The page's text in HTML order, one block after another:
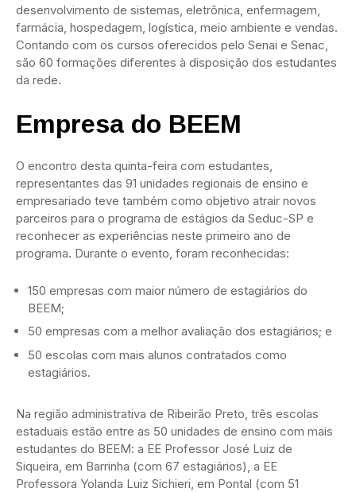
desenvolvimento de sistemas, eletrônica, enfermagem,
farmácia, hospedagem, logística, meio ambiente e vendas.
Contando com os cursos oferecidos pelo Senai e Senac,
são 60 formações diferentes à disposição dos estudantes
da rede.
Empresa do BEEM
O encontro desta quinta-feira com estudantes,
representantes das 91 unidades regionais de ensino e
empresariado teve também como objetivo atrair novos
parceiros para o programa de estágios da Seduc-SP e
reconhecer as experiências neste primeiro ano de
programa. Durante o evento, foram reconhecidas:
150 empresas com maior número de estagiários do
BEEM;
50 empresas com a melhor avaliação dos estagiários; e
50 escolas com mais alunos contratados como
estagiários.
Na região administrativa de Ribeirão Preto, três escolas
estaduais estão entre as 50 unidades de ensino com mais
estudantes do BEEM: a EE Professor José Luiz de
Siqueira, em Barrinha (com 67 estagiários), a EE
Professora Yolanda Luiz Sichieri, em Pontal (com 51